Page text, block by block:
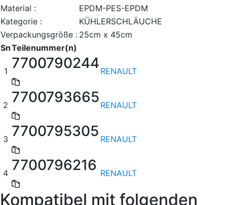
Material :
EPDM-PES-EPDM
Kategorie :
KÜHLERSCHLÄUCHE
Verpackungsgröße : 25cm x 45cm
SnTeilenummer(n)
1 7700790244 RENAULT
2 7700793665 RENAULT
3 7700795305 RENAULT
4 7700796216 RENAULT
Kompatibel mit folgenden